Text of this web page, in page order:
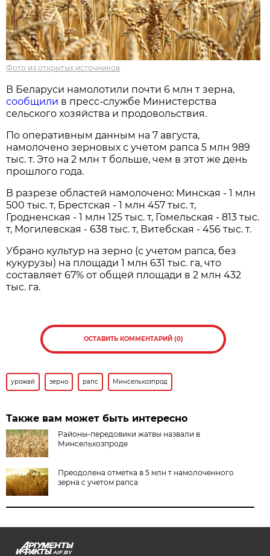
Фото из открытых источников
В Беларуси намолотили почти 6 млн т зерна,
сообщили в пресс-службе Министерства
сельского хозяйства и продовольствия.
По оперативным данным на 7 августа,
намолочено зерновых с учетом рапса 5 млн 989
тыс. т. Это на 2 млн т больше, чем в этот же день
прошлого года.
В разрезе областей намолочено: Минская - 1 млн
500 тыс. т, Брестская - 1 млн 457 тыс. т,
Гродненская - 1 млн 125 тыс. т, Гомельская - 813 тыс.
т, Могилевская - 638 тыс. т, Витебская - 456 тыс. т.
Убрано культур на зерно (с учетом рапса, без
кукурузы) на площади 1 млн 631 тыс. га, что
составляет 67% от общей площади в 2 млн 432
тыс. га.
ОСТАВИТЬ КОММЕНТАРИЙ (0)
урожай зерно рапс Минсельхозпрод
Также вам может быть интересно
Районы-передовики жатвы назвали в
Минсельхозпроде
Преодолена отметка в 5 млн т намолоченного
зерна с учетом рапса
AIF.BY